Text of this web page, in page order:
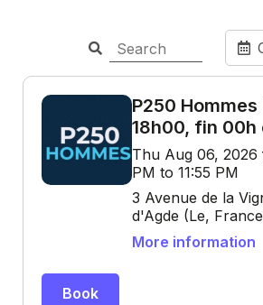
P250
18h00, fin 00h
Thu Aug 06,
PM to 11:55 PM
3 Avenue de la
d'Agde (Le, France
More information
Book